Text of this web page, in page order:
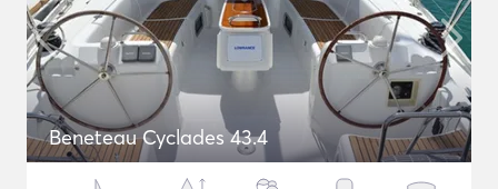
Beneteau Cyclades 43.4